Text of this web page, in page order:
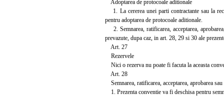
Adoptarea de protocoale aditionale
1. La cererea unei parti contractante sau la
pentru adoptarea de protocoale aditionale.
2. Semnarea, ratificarea, acceptarea,
prevazute, dupa caz, in art. 28, 29 si 30 ale
Art. 27
Rezervele
Nici o rezerva nu poate fi facuta la aceasta
Art. 28
Semnarea, ratificarea, acceptarea, aprobarea sau
1. Prezenta conventie va fi deschisa pentru